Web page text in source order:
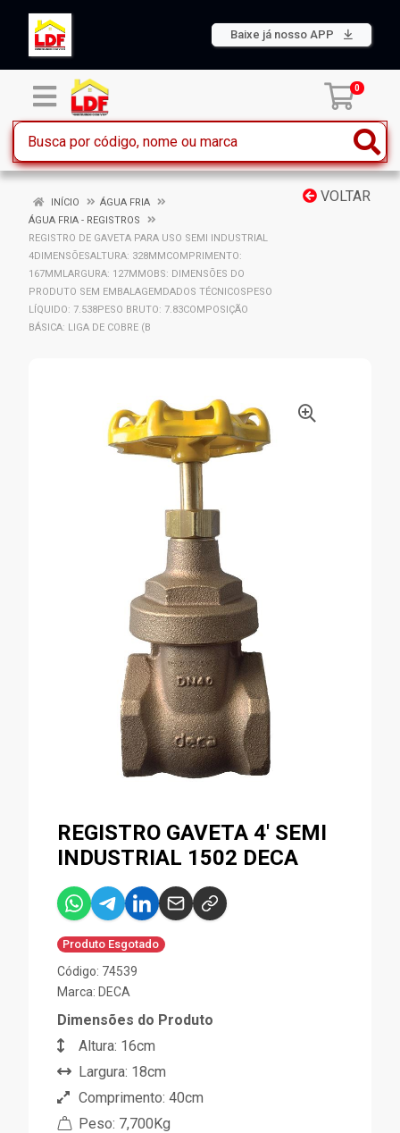
Baixe já nosso APP
0
VOLTAR
INÍCIO
ÁGUA FRIA
ÁGUA FRIA - REGISTROS
REGISTRO DE GAVETA PARA USO SEMI INDUSTRIAL
4DIMENSÕESALTURA: 328MMCOMPRIMENTO:
167MMLARGURA: 127MMOBS: DIMENSÕES DO
PRODUTO SEM EMBALAGEMDADOS TÉCNICOSPESO
LÍQUIDO: 7.538PESO BRUTO: 7.83COMPOSIÇÃO
BÁSICA: LIGA DE COBRE (B
REGISTRO GAVETA 4' SEMI
INDUSTRIAL 1502 DECA
Produto Esgotado
Código: 74539
Marca: DECA
Dimensões do Produto
Altura: 16cm
Largura: 18cm
Comprimento: 40cm
Peso: 7,700Kg